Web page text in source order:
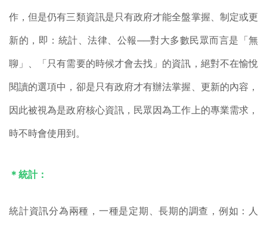
作，但是仍有三類資訊是只有政府才能全盤掌握、制定或更
新的，即：統計、法律、公報──對大多數民眾而言是「無
聊」、「只有需要的時候才會去找」的資訊，絕對不在愉悅
閱讀的選項中，卻是只有政府才有辦法掌握、更新的內容，
因此被視為是政府核心資訊，民眾因為工作上的專業需求，
時不時會使用到。
＊統計：
統計資訊分為兩種，一種是定期、長期的調查，例如：人